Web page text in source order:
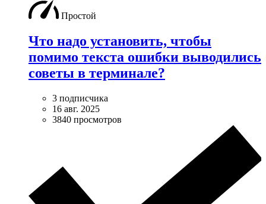
Простой
Что надо установить, чтобы
помимо текста ошибки выводились
советы в терминале?
3 подписчика
16 авг. 2025
3840 просмотров